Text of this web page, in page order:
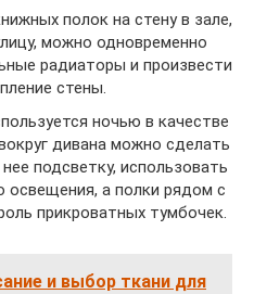
полок на стену в зале,
можно одновременно
радиаторы и произвести
стены.
ночью в качестве
дивана можно сделать
подсветку, использовать
освещения, а полки рядом с
прикроватных тумбочек.
и выбор ткани для